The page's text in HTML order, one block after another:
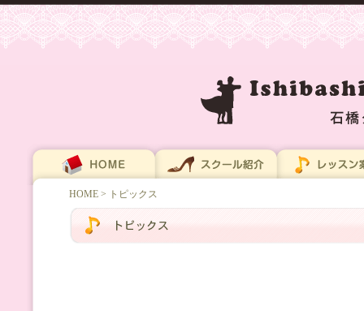
HOME > トピックス